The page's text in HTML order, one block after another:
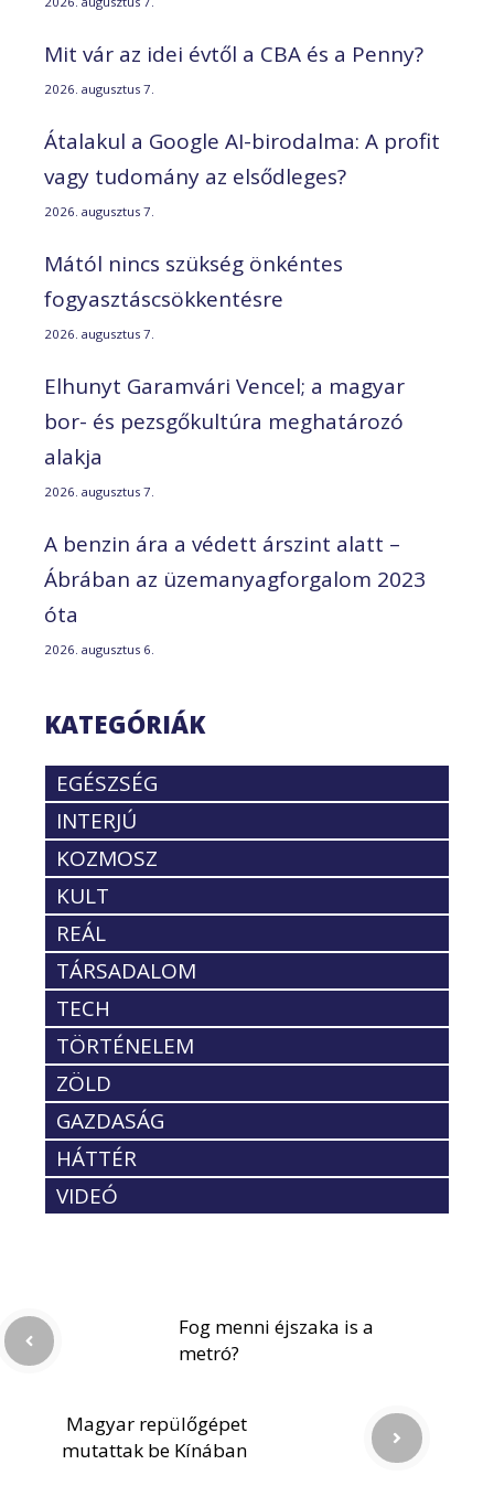
Mit vár az idei évtől a CBA és a Penny?
2026. augusztus 7.
Átalakul a Google AI-birodalma: A profit
vagy tudomány az elsődleges?
2026. augusztus 7.
Mától nincs szükség önkéntes
fogyasztáscsökkentésre
2026. augusztus 7.
Elhunyt Garamvári Vencel; a magyar
bor- és pezsgőkultúra meghatározó
alakja
2026. augusztus 7.
A benzin ára a védett árszint alatt –
Ábrában az üzemanyagforgalom 2023
óta
2026. augusztus 6.
KATEGÓRIÁK
EGÉSZSÉG
INTERJÚ
KOZMOSZ
KULT
REÁL
TÁRSADALOM
TECH
TÖRTÉNELEM
ZÖLD
GAZDASÁG
HÁTTÉR
VIDEÓ
Fog menni éjszaka is a
metró?
Magyar repülőgépet
mutattak be Kínában